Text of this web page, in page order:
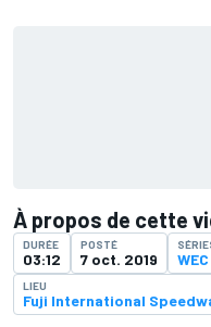
À propos de cette
DURÉE
03:12
POSTÉ
7 oct. 2019 WEC
LIEU
Fuji International